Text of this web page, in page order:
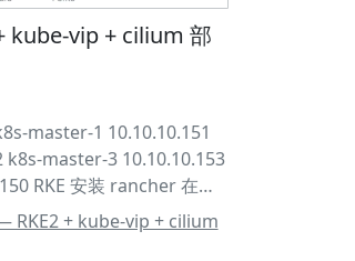
15 namespace: metallb-
config.
kube-vip + cilium 部
master-1 10.10.10.151
master-3 10.10.10.153
RKE 安装 rancher 在第
1# 安装 RKE2 2curl -sfL
配置文件 1mkdir -p
RKE2 + kube-vip + cilium